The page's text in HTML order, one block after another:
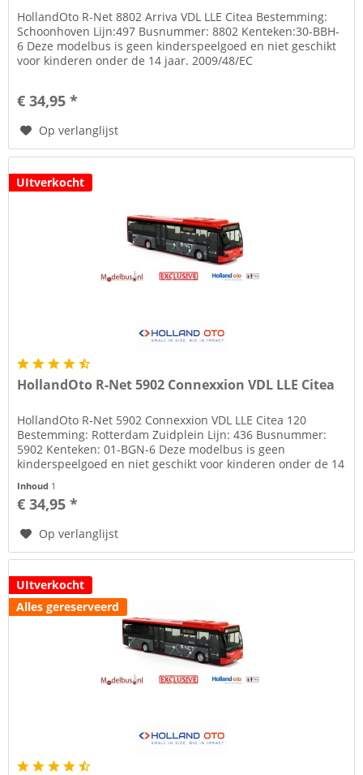
HollandOto R-Net 8802 Arriva VDL LLE Citea Bestemming:
Schoonhoven Lijn:497 Busnummer: 8802 Kenteken:30-BBH-
6 Deze modelbus is geen kinderspeelgoed en niet geschikt
voor kinderen onder de 14 jaar. 2009/48/EC
€ 34,95 *
Op verlanglijst
UItverkocht
HollandOto R-Net 5902 Connexxion VDL LLE Citea
HollandOto R-Net 5902 Connexxion VDL LLE Citea 120
Bestemming: Rotterdam Zuidplein Lijn: 436 Busnummer:
5902 Kenteken: 01-BGN-6 Deze modelbus is geen
kinderspeelgoed en niet geschikt voor kinderen onder de 14
Inhoud 1
€ 34,95 *
Op verlanglijst
UItverkocht
Alles gereserveerd